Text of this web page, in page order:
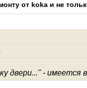
от koka и не
двери..." - имеется